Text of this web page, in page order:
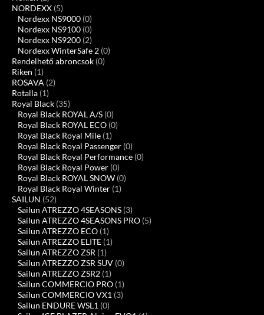
NORDEXX (5)
Nordexx NS9000 (0)
Nordexx NS9100 (0)
Nordexx NS9200 (2)
Nordexx WinterSafe 2 (0)
Rendelhető abroncsok (0)
Riken (1)
ROSAVA (2)
Rotalla (1)
Royal Black (35)
Royal Black ROYAL A/S (0)
Royal Black ROYAL ECO (0)
Royal Black Royal Mile (1)
Royal Black Royal Passenger (0)
Royal Black Royal Performance (0)
Royal Black Royal Power (0)
Royal Black ROYAL SNOW (0)
Royal Black Royal Winter (1)
SAILUN (52)
Sailun ATREZZO 4SEASONS (3)
Sailun ATREZZO 4SEASONS PRO (5)
Sailun ATREZZO ECO (1)
Sailun ATREZZO ELITE (1)
Sailun ATREZZO ZSR (1)
Sailun ATREZZO ZSR SUV (0)
Sailun ATREZZO ZSR2 (1)
Sailun COMMERCIO PRO (1)
Sailun COMMERCIO VX1 (3)
Sailun ENDURE WSL1 (0)